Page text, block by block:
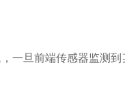
一旦前端传感器监测